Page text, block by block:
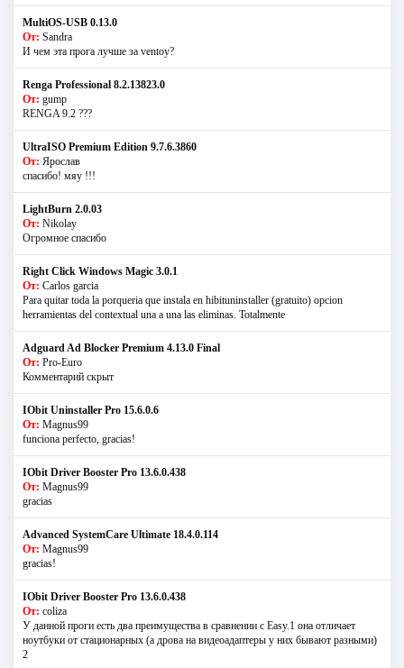
MultiOS-USB 0.13.0
От: Sandra
И чем эта прога лучше за ventoy?
Renga Professional 8.2.13823.0
От: gump
RENGA 9.2 ???
UltraISO Premium Edition 9.7.6.3860
От: Ярослав
спасибо! мяу !!!
LightBurn 2.0.03
От: Nikolay
Огромное спасибо
Right Click Windows Magic 3.0.1
От: Carlos garcia
Para quitar toda la porqueria que instala en hibituninstaller (gratuito) opcion
herramientas del contextual una a una las eliminas. Totalmente
Adguard Ad Blocker Premium 4.13.0 Final
От: Pro-Euro
Комментарий скрыт
IObit Uninstaller Pro 15.6.0.6
От: Magnus99
funciona perfecto, gracias!
IObit Driver Booster Pro 13.6.0.438
От: Magnus99
gracias
Advanced SystemCare Ultimate 18.4.0.114
От: Magnus99
gracias!
IObit Driver Booster Pro 13.6.0.438
От: coliza
У данной проги есть два преимущества в сравнении с Easy.1 она отличает
ноутбуки от стационарных (а дрова на видеоадаптеры у них бывают разными)
2